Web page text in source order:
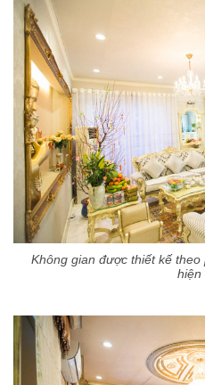
Không gian được thiết kế theo
hiện